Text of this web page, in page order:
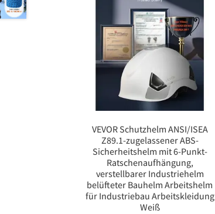
VEVOR Schutzhelm ANSI/ISEA
Z89.1-zugelassener ABS-
Sicherheitshelm mit 6-Punkt-
Ratschenaufhängung,
verstellbarer Industriehelm
belüfteter Bauhelm Arbeitshelm
für Industriebau Arbeitskleidung
Weiß